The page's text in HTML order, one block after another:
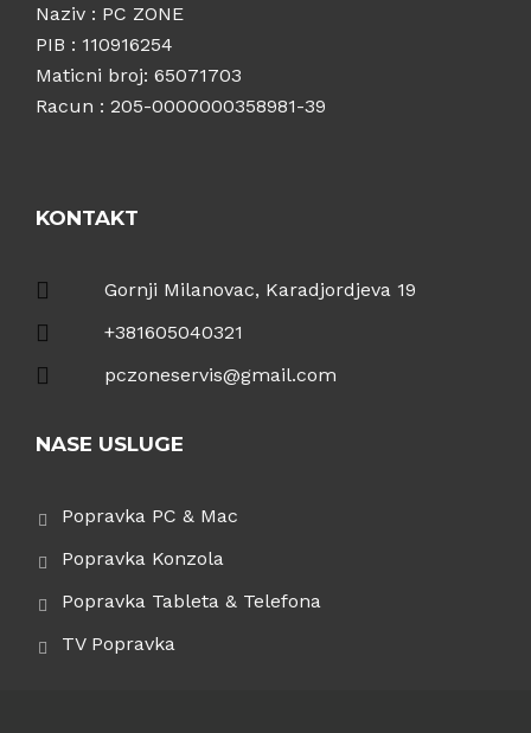
Naziv : PC ZONE
PIB : 110916254
Maticni broj: 65071703
Racun : 205-0000000358981-39
KONTAKT
Gornji Milanovac, Karadjordjeva 19
+381605040321
pczoneservis@gmail.com
NASE USLUGE
Popravka PC & Mac
Popravka Konzola
Popravka Tableta & Telefona
TV Popravka